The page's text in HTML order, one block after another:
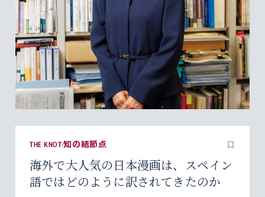
THE KNOT-知の結節点
海外で大人気の日本漫画は、スペイン
語ではどのように訳されてきたのか